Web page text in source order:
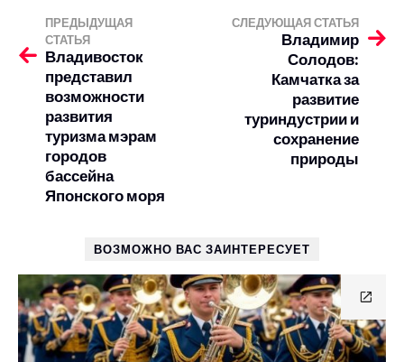
ПРЕДЫДУЩАЯ
СТАТЬЯ
Владивосток
представил
возможности
развития
туризма мэрам
городов
бассейна
Японского моря
СЛЕДУЮЩАЯ СТАТЬЯ
Владимир
Солодов:
Камчатка за
развитие
туриндустрии и
сохранение
природы
ВОЗМОЖНО ВАС ЗАИНТЕРЕСУЕТ